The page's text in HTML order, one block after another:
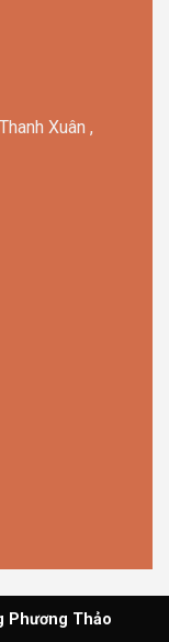
Xuân ,
Phương Thảo